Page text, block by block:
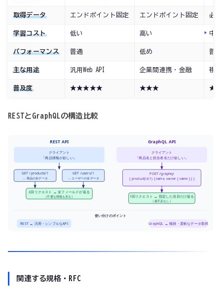
取得データ エンドポイント固定 エンドポイント固定 必
学習コスト 低い 高い 中
パフォーマンス 普通 低め 普
主な用途 汎用Web API 企業間連携・金融 複
普及度 ★★★★★ ★★★
RESTとGraphQLの構造比較
REST API GraphQL API
クライアント
「商品情報が欲しい」
GET /products/1
→ 商品の全データ
GET /users/1
→ ユーザーの全データ
2回リクエスト → 全フィールドが返る
（不要な情報も含む）
クライアント
「商品名と担当者名だけ欲しい」
POST /graphql
{ product(id:1) { name, owner { name } } }
1回リクエスト → 指定した項目だけ返る
（過不足なし）
使い分けのポイント
REST → 汎用・シンプルなAPI GraphQL → 複雑・柔軟なデータ取得
関連する規格・RFC